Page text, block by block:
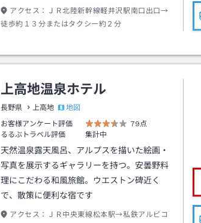
アクセス：
ＪＲ北陸新幹線軽井沢駅南口出口→
徒歩約１３分またはタクシー約２分
上高地温泉ホテル
長野県 上高地
地図
お客様アンケート評価
79点
るるぶトラベル評価
集計中
天然温泉露天風呂、アルプスを描いた絵画・
写真を展示するギャラリーを持つ。安曇野料
理にこだわる和風旅館。ウエストン碑近く
で、散策に便利な宿です
アクセス：
ＪＲ中央東線松本駅→私鉄アルピコ